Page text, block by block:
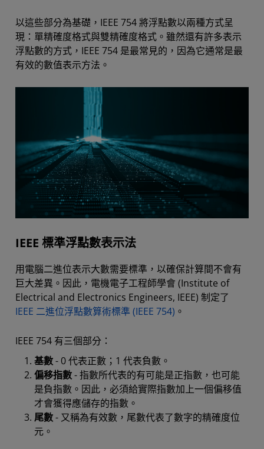
以這些部分為基礎，IEEE 754 將浮點數以兩種方式呈
現：單精確度格式與雙精確度格式。雖然還有許多表示
浮點數的方式，IEEE 754 是最常見的，因為它通常是最
有效的數值表示方法。
IEEE 標準浮點數表示法
用電腦二進位表示大數需要標準，以確保計算間不會有
巨大差異。因此，電機電子工程師學會 (Institute of
Electrical and Electronics Engineers, IEEE) 制定了
IEEE 二進位浮點數算術標準 (IEEE 754) 。
IEEE 754 有三個部分：
基數- 0 代表正數；1 代表負數。
偏移指數- 指數所代表的有可能是正指數，也可能
是負指數。因此，必須給實際指數加上一個偏移值
才會獲得應儲存的指數。
尾數- 又稱為有效數，尾數代表了數字的精確度位
元。